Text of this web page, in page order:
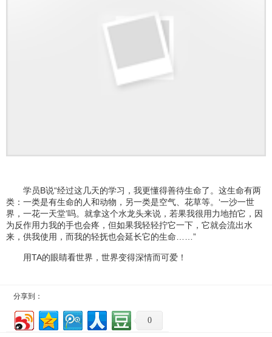
学员B说“经过这几天的学习，我更懂得善待生命了。这生命有两
类：一类是有生命的人和动物，另一类是空气、花草等。‘一沙一世
界，一花一天堂’吗。就拿这个水龙头来说，若果我很用力地拍它，因
为反作用力我的手也会疼，但如果我轻轻拧它一下，它就会流出水
来，供我使用，而我的轻抚也会延长它的生命……”
用TA的眼睛看世界，世界变得深情而可爱！
分享到：
0